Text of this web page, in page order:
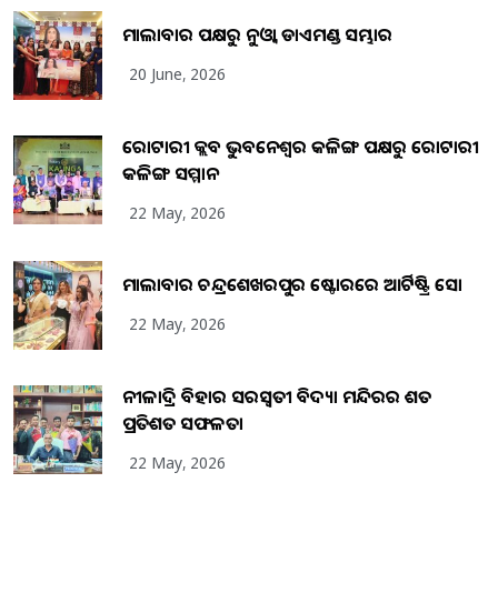
ମାଲାବାର ପକ୍ଷରୁ ନୁଓ୍ବା ଡାଏମଣ୍ଡ ସମ୍ଭାର
20 June, 2026
ରୋଟାରୀ କ୍ଲବ ଭୁବନେଶ୍ୱର କଳିଙ୍ଗ ପକ୍ଷରୁ ରୋଟାରୀ
କଳିଙ୍ଗ ସମ୍ମାନ
22 May, 2026
ମାଲାବାର ଚନ୍ଦ୍ରଶେଖରପୁର ଷ୍ଟୋରରେ ଆର୍ଟିଷ୍ଟ୍ରି ସୋ
22 May, 2026
ନୀଳାଦ୍ରି ବିହାର ସରସ୍ୱତୀ ବିଦ୍ୟା ମନ୍ଦିରର ଶତ
ପ୍ରତିଶତ ସଫଳତା
22 May, 2026